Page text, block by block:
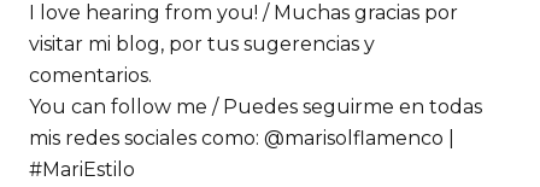
I love hearing from you! / Muchas gracias por
visitar mi blog, por tus sugerencias y
comentarios.
You can follow me / Puedes seguirme en todas
mis redes sociales como: @marisolflamenco |
#MariEstilo